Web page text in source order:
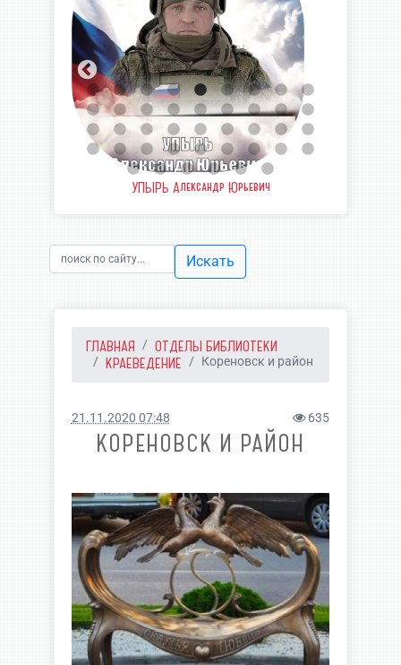
ЧЕРНЫЙ Евгений Александрович
Искать
ГЛАВНАЯ
ОТДЕЛЫ БИБЛИОТЕКИ
КРАЕВЕДЕНИЕ
Кореновск и район
21.11.2020 07:48 635
КОРЕНОВСК И РАЙОН